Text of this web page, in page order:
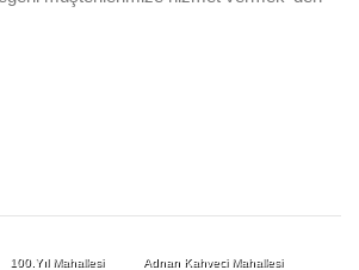
100.Yıl Mahallesi Adnan Kahveci Mahallesi